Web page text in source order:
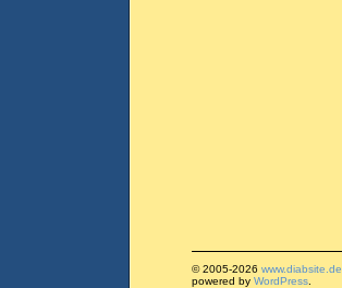
© 2005-2026 www.diabsite.de
powered by WordPress.